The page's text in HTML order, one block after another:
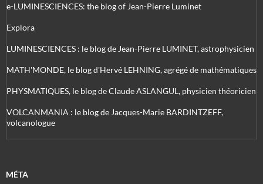
e-LUMINESCIENCES: the blog of Jean-Pierre Luminet
Explora
LUMINESCIENCES : le blog de Jean-Pierre LUMINET, astrophysicien
MATH'MONDE, le blog d'Hervé LEHNING, agrégé de mathématiques
PHYSMATIQUES, le blog de Claude ASLANGUL, physicien théoricien
VOLCANMANIA : le blog de Jacques-Marie BARDINTZEFF,
volcanologue
MÉTA